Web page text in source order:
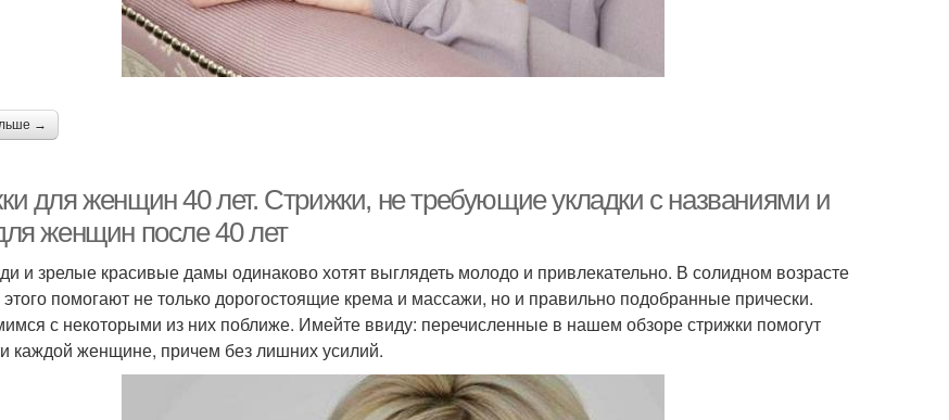
→
для женщин 40 лет. Стрижки, не требующие укладки с названиями и
женщин после 40 лет
и зрелые красивые дамы одинаково хотят выглядеть молодо и привлекательно. В солидном возрасте
этого помогают не только дорогостоящие крема и массажи, но и правильно подобранные прически.
с некоторыми из них поближе. Имейте ввиду: перечисленные в нашем обзоре стрижки помогут
каждой женщине, причем без лишних усилий.